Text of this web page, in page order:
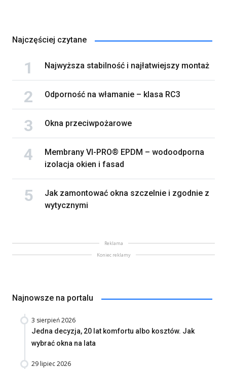
Najczęściej czytane
Najwyższa stabilność i najłatwiejszy montaż
Odporność na włamanie – klasa RC3
Okna przeciwpożarowe
Membrany VI-PRO® EPDM – wodoodporna
izolacja okien i fasad
Jak zamontować okna szczelnie i zgodnie z
wytycznymi
Reklama
Koniec reklamy
Najnowsze na portalu
3 sierpień 2026
Jedna decyzja, 20 lat komfortu albo kosztów. Jak
wybrać okna na lata
29 lipiec 2026